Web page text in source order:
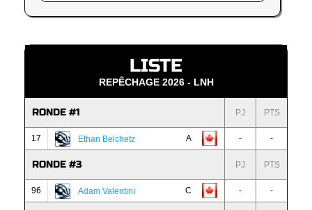
LISTE
REPÊCHAGE 2026 - LNH
RONDE #1 PJ PTS
17 Ethan Belchetz A - -
RONDE #3 PJ PTS
96 Adam Valentini C - -